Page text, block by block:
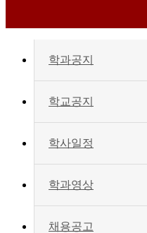
학과공지
학교공지
학사일정
학과영상
채용공고